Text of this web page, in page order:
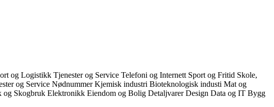
og Logistikk Tjenester og Service Telefoni og Internett Sport og Fritid Skole,
og Service NødnummerKjemisk industri Bioteknologisk industi Mat og
og Skogbruk Elektronikk Eiendom og Bolig DetaljvarerDesign Data og IT Bygg